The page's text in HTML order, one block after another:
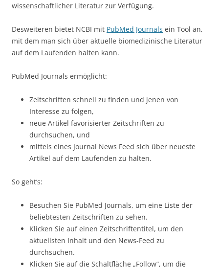
wissenschaftlicher Literatur zur Verfügung.
Desweiteren bietet NCBI mit PubMed Journals ein Tool an,
mit dem man sich über aktuelle biomedizinische Literatur
auf dem Laufenden halten kann.
PubMed Journals ermöglicht:
Zeitschriften schnell zu finden und jenen von
Interesse zu folgen,
neue Artikel favorisierter Zeitschriften zu
durchsuchen, und
mittels eines Journal News Feed sich über neueste
Artikel auf dem Laufenden zu halten.
So geht‘s:
Besuchen Sie PubMed Journals, um eine Liste der
beliebtesten Zeitschriften zu sehen.
Klicken Sie auf einen Zeitschriftentitel, um den
aktuellsten Inhalt und den News-Feed zu
durchsuchen.
Klicken Sie auf die Schaltfläche „Follow“, um die